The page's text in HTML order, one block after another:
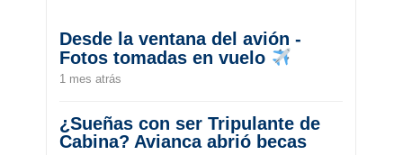
Desde la ventana del avión -
Fotos tomadas en vuelo
1 mes atrás
¿Sueñas con ser Tripulante de
Cabina? Avianca abrió becas